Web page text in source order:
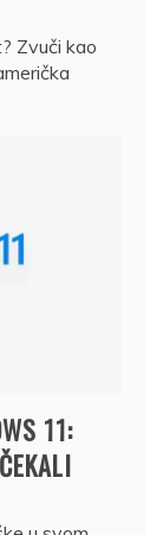
Zvuči kao
11: